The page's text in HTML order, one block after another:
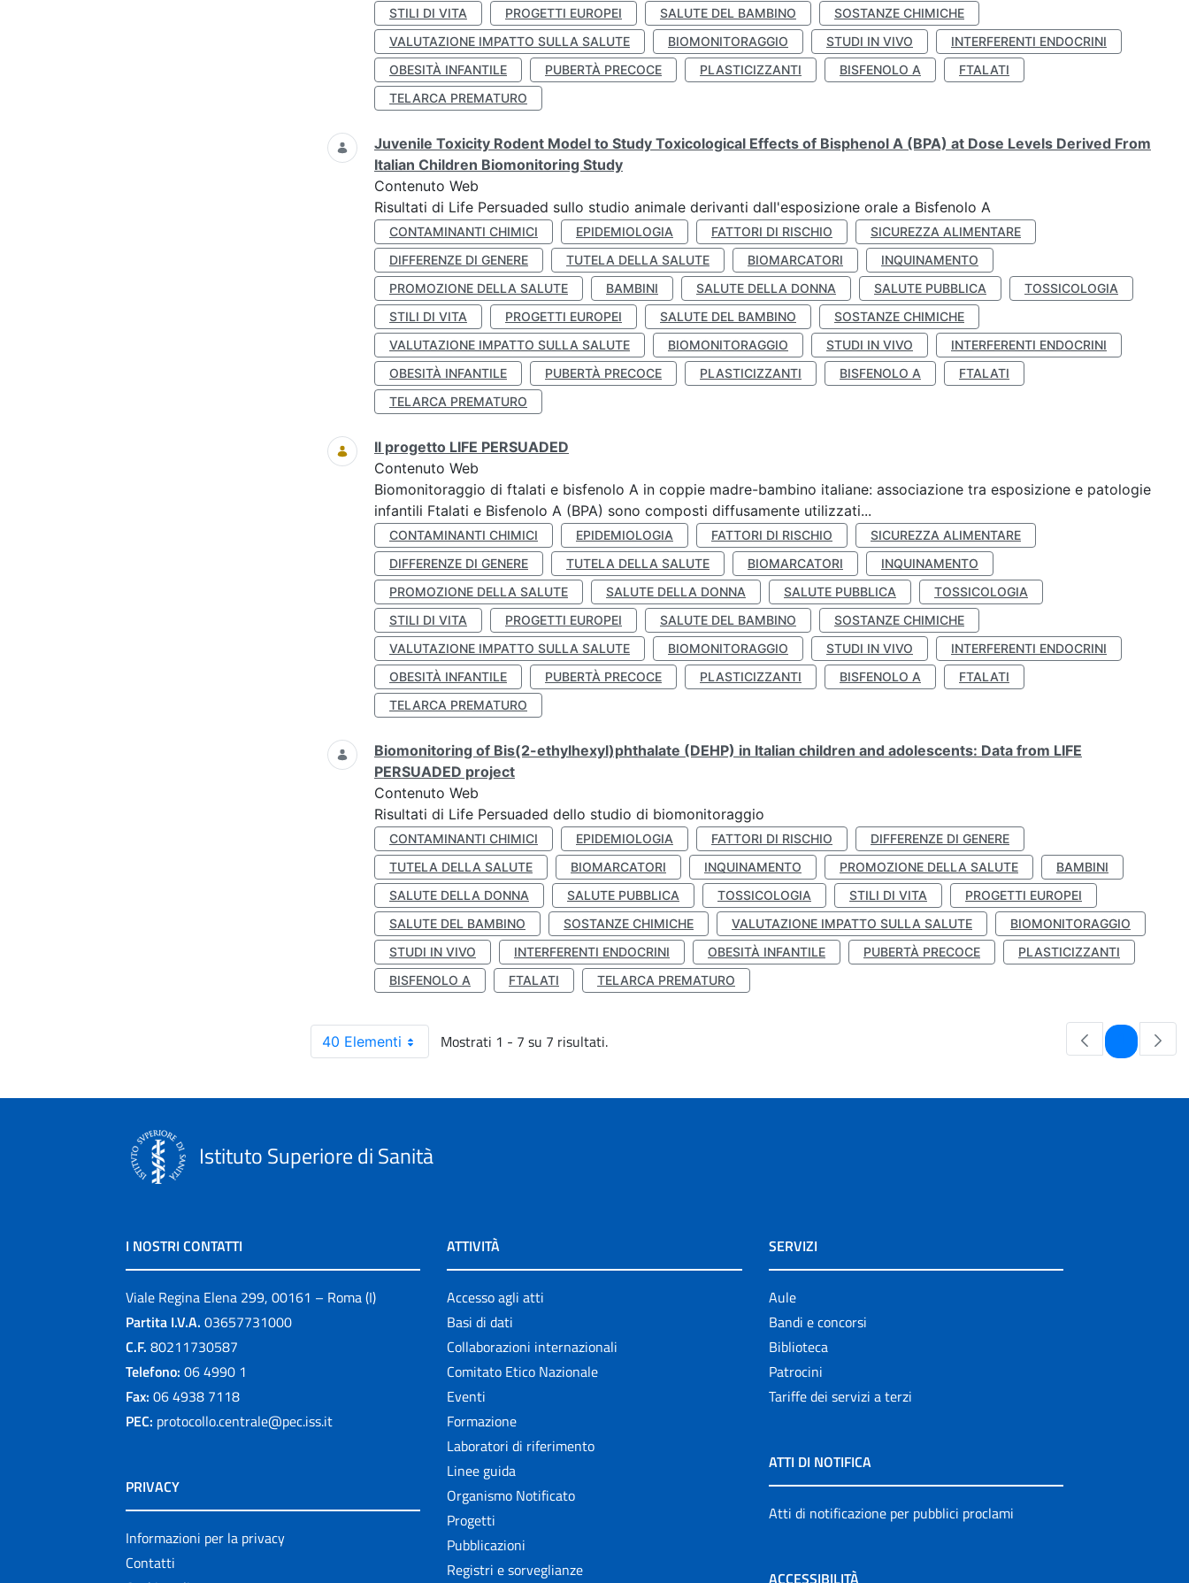
STILI DI VITA
PROGETTI EUROPEI SALUTE DEL BAMBINO
SOSTANZE CHIMICHE
VALUTAZIONE IMPATTO SULLA SALUTE
BIOMONITORAGGIO STUDI IN VIVO
INTERFERENTI ENDOCRINI
OBESITÀ INFANTILE
PUBERTÀ PRECOCE PLASTICIZZANTI BISFENOLO A
FTALATI
TELARCA PREMATURO
Juvenile Toxicity Rodent Model to Study Toxicological Effects of Bisphenol A (BPA) at Dose Levels Derived From
Italian Children Biomonitoring Study
Contenuto Web
Risultati di Life Persuaded sullo studio animale derivanti dall'esposizione orale a Bisfenolo A
CONTAMINANTI CHIMICI EPIDEMIOLOGIA FATTORI DI RISCHIO
SICUREZZA ALIMENTARE
DIFFERENZE DI GENERE
TUTELA DELLA SALUTE BIOMARCATORI
INQUINAMENTO
PROMOZIONE DELLA SALUTE
BAMBINI SALUTE DELLA DONNA SALUTE PUBBLICA
TOSSICOLOGIA
STILI DI VITA
PROGETTI EUROPEI SALUTE DEL BAMBINO
SOSTANZE CHIMICHE
VALUTAZIONE IMPATTO SULLA SALUTE
BIOMONITORAGGIO STUDI IN VIVO
INTERFERENTI ENDOCRINI
OBESITÀ INFANTILE
PUBERTÀ PRECOCE PLASTICIZZANTI BISFENOLO A
FTALATI
TELARCA PREMATURO
Il progetto LIFE PERSUADED
Contenuto Web
Biomonitoraggio di ftalati e bisfenolo A in coppie madre-bambino italiane: associazione tra esposizione e patologie
infantili Ftalati e Bisfenolo A (BPA) sono composti diffusamente utilizzati...
CONTAMINANTI CHIMICI EPIDEMIOLOGIA FATTORI DI RISCHIO
SICUREZZA ALIMENTARE
DIFFERENZE DI GENERE
TUTELA DELLA SALUTE BIOMARCATORI
INQUINAMENTO
PROMOZIONE DELLA SALUTE
SALUTE DELLA DONNA SALUTE PUBBLICA
TOSSICOLOGIA
STILI DI VITA
PROGETTI EUROPEI SALUTE DEL BAMBINO
SOSTANZE CHIMICHE
VALUTAZIONE IMPATTO SULLA SALUTE
BIOMONITORAGGIO STUDI IN VIVO
INTERFERENTI ENDOCRINI
OBESITÀ INFANTILE
PUBERTÀ PRECOCE PLASTICIZZANTI BISFENOLO A
FTALATI
TELARCA PREMATURO
Biomonitoring of Bis(2-ethylhexyl)phthalate (DEHP) in Italian children and adolescents: Data from LIFE
PERSUADED project
Contenuto Web
Risultati di Life Persuaded dello studio di biomonitoraggio
CONTAMINANTI CHIMICI EPIDEMIOLOGIA FATTORI DI RISCHIO
DIFFERENZE DI GENERE
TUTELA DELLA SALUTE
BIOMARCATORI INQUINAMENTO PROMOZIONE DELLA SALUTE
BAMBINI
SALUTE DELLA DONNA
SALUTE PUBBLICA TOSSICOLOGIA STILI DI VITA
PROGETTI EUROPEI
SALUTE DEL BAMBINO
SOSTANZE CHIMICHE VALUTAZIONE IMPATTO SULLA SALUTE
BIOMONITORAGGIO
STUDI IN VIVO
INTERFERENTI ENDOCRINI OBESITÀ INFANTILE PUBERTÀ PRECOCE
PLASTICIZZANTI
BISFENOLO A
FTALATI TELARCA PREMATURO
40 Elementi Mostrati 1 - 7 su 7 risultati. Pagina
Istituto Superiore di Sanità
I NOSTRI CONTATTI
Viale Regina Elena 299, 00161 – Roma (I)
Partita I.V.A. 03657731000
C.F. 80211730587
Telefono: 06 4990 1
Fax: 06 4938 7118
PEC: protocollo.centrale@pec.iss.it
PRIVACY
Informazioni per la privacy
Contatti
ATTIVITÀ
Accesso agli atti
Basi di dati
Collaborazioni internazionali
Comitato Etico Nazionale
Eventi
Formazione
Laboratori di riferimento
Linee guida
Organismo Notificato
Progetti
Pubblicazioni
Registri e sorveglianze
SERVIZI
Aule
Bandi e concorsi
Biblioteca
Patrocini
Tariffe dei servizi a terzi
ATTI DI NOTIFICA
Atti di notificazione per pubblici proclami
ACCESSIBILITÀ